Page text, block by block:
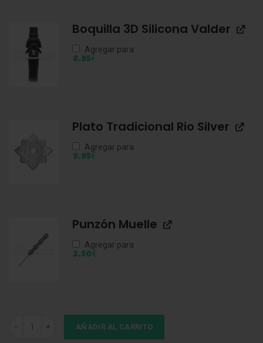
Boquilla 3D Silicona Valder
Agregar para
8,95€
Plato Tradicional Rio Silver
Agregar para
9,95€
Punzón Muelle
Agregar para
2,50€
Cachimba Orion Ahad Silver cantidad
AÑADIR AL CARRITO